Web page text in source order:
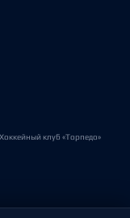
клуб «Торпедо»